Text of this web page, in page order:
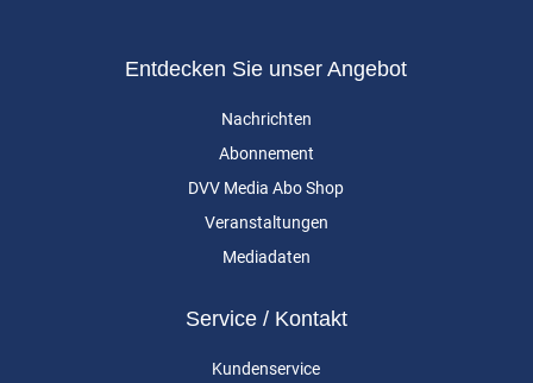
Entdecken Sie unser Angebot
Nachrichten
Abonnement
DVV Media Abo Shop
Veranstaltungen
Mediadaten
Service / Kontakt
Kundenservice